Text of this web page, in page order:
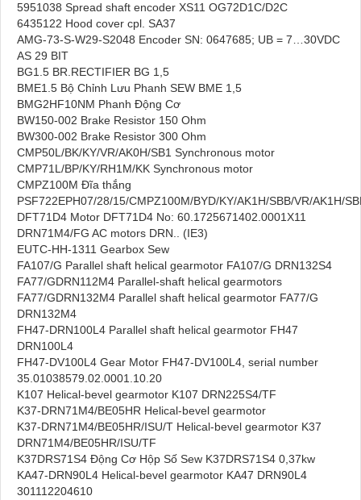
5951038 Spread shaft encoder XS11 OG72D1C/D2C
6435122 Hood cover cpl. SA37
AMG-73-S-W29-S2048 Encoder SN: 0647685; UB = 7…30VDC
AS 29 BIT
BG1.5 BR.RECTIFIER BG 1,5
BME1.5 Bộ Chỉnh Lưu Phanh SEW BME 1,5
BMG2HF10NM Phanh Động Cơ
BW150-002 Brake Resistor 150 Ohm
BW300-002 Brake Resistor 300 Ohm
CMP50L/BK/KY/VR/AK0H/SB1 Synchronous motor
CMP71L/BP/KY/RH1M/KK Synchronous motor
CMPZ100M Đĩa thắng
PSF722EPH07/28/15/CMPZ100M/BYD/KY/AK1H/SBB/VR/AK1H/
DFT71D4 Motor DFT71D4 No: 60.1725671402.0001X11
DRN71M4/FG AC motors DRN.. (IE3)
EUTC-HH-1311 Gearbox Sew
FA107/G Parallel shaft helical gearmotor FA107/G DRN132S4
FA77/GDRN112M4 Parallel-shaft helical gearmotors
FA77/GDRN132M4 Parallel shaft helical gearmotor FA77/G
DRN132M4
FH47-DRN100L4 Parallel shaft helical gearmotor FH47
DRN100L4
FH47-DV100L4 Gear Motor FH47-DV100L4, serial number
35.01038579.02.0001.10.20
K107 Helical-bevel gearmotor K107 DRN225S4/TF
K37-DRN71M4/BE05HR Helical-bevel gearmotor
K37-DRN71M4/BE05HR/ISU/T Helical-bevel gearmotor K37
DRN71M4/BE05HR/ISU/TF
K37DRS71S4 Động Cơ Hộp Số Sew K37DRS71S4 0,37kw
KA47-DRN90L4 Helical-bevel gearmotor KA47 DRN90L4
301112204610